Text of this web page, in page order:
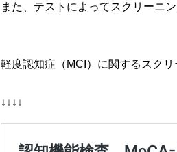
また、テストによってスクリーニ
軽度認知症（MCI）に関するスク
↓↓↓↓